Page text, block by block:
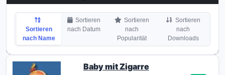
Sortieren
nach Name
Sortieren
nach Datum
Sortieren
nach
Popularität
Sortieren
nach
Downloads
Baby mit Zigarre